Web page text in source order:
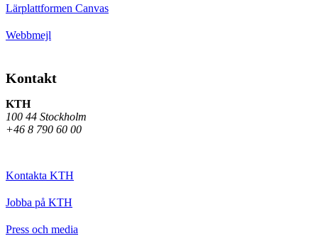
Lärplattformen Canvas
Webbmejl
Kontakt
KTH
100 44 Stockholm
+46 8 790 60 00
Kontakta KTH
Jobba på KTH
Press och media